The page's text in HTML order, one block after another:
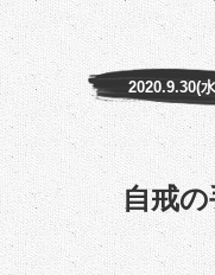
2020.9.30(
自戒